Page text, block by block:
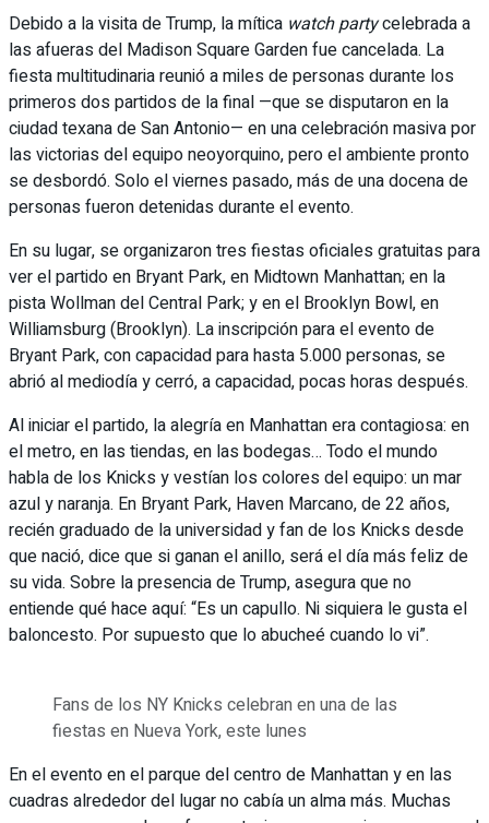
Debido a la visita de Trump, la mítica watch partycelebrada a
las afueras del Madison Square Garden fue cancelada. La
fiesta multitudinaria reunió a miles de personas durante los
primeros dos partidos de la final —que se disputaron en la
ciudad texana de San Antonio— en una celebración masiva por
las victorias del equipo neoyorquino, pero el ambiente pronto
se desbordó. Solo el viernes pasado, más de una docena de
personas fueron detenidas durante el evento.
En su lugar, se organizaron tres fiestas oficiales gratuitas para
ver el partido en Bryant Park, en Midtown Manhattan; en la
pista Wollman del Central Park; y en el Brooklyn Bowl, en
Williamsburg (Brooklyn). La inscripción para el evento de
Bryant Park, con capacidad para hasta 5.000 personas, se
abrió al mediodía y cerró, a capacidad, pocas horas después.
Al iniciar el partido, la alegría en Manhattan era contagiosa: en
el metro, en las tiendas, en las bodegas… Todo el mundo
habla de los Knicks y vestían los colores del equipo: un mar
azul y naranja. En Bryant Park, Haven Marcano, de 22 años,
recién graduado de la universidad y fan de los Knicks desde
que nació, dice que si ganan el anillo, será el día más feliz de
su vida. Sobre la presencia de Trump, asegura que no
entiende qué hace aquí: “Es un capullo. Ni siquiera le gusta el
baloncesto. Por supuesto que lo abucheé cuando lo vi”.
Fans de los NY Knicks celebran en una de las
fiestas en Nueva York, este lunes
En el evento en el parque del centro de Manhattan y en las
cuadras alrededor del lugar no cabía un alma más. Muchas